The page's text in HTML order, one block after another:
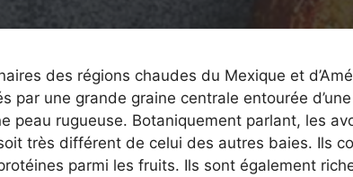
des régions chaudes du Mexique et
par une grande graine centrale entourée
peau rugueuse. Botaniquement parlant, les
très différent de celui des autres baies. Ils
parmi les fruits. Ils sont également